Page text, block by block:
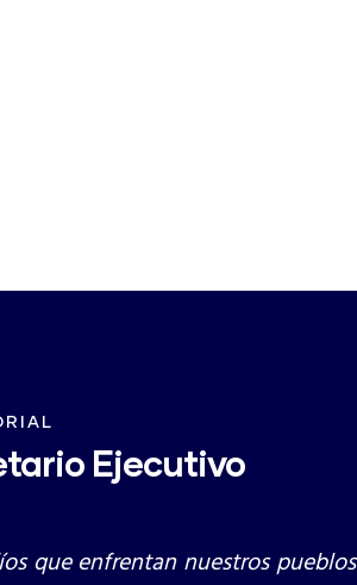
Ejecutivo
que enfrentan nuestros pueblos